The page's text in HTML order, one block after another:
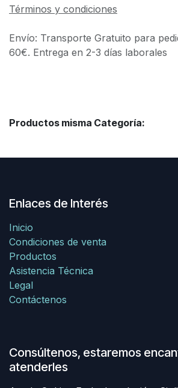
Términos y condiciones
Envío: Transporte Gratuito para
60€. Entrega en 2-3 días laborales
Productos misma Categoría:
Enlaces de Interés
Inicio
Condiciones de venta
Productos
Asistencia Técnica
Legal
Contáctenos
Consúltenos, estaremos
atenderles